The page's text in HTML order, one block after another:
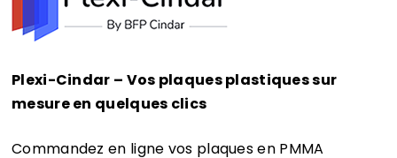
Plexi-Cindar – Vos plaques plastiques sur
mesure en quelques clics
Commandez en ligne vos plaques en PMMA